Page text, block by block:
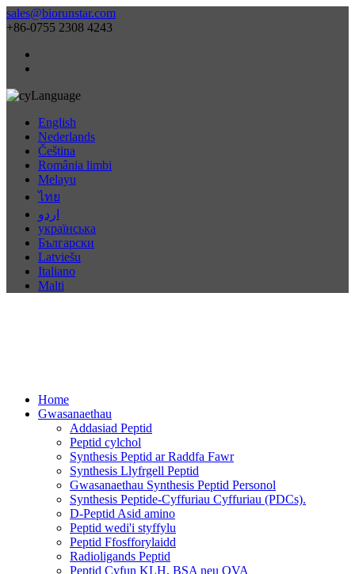
sales@biorunstar.com
+86-0755 2308 4243
Language
English
Nederlands
Čeština
România limbi
Melayu
ไทย
اردو
українська
Български
Latviešu
Italiano
Malti
Home
Gwasanaethau
Addasiad Peptid
Peptid cylchol
Synthesis Peptid ar Raddfa Fawr
Synthesis Llyfrgell Peptid
Gwasanaethau Synthesis Peptid Personol
Synthesis Peptide-Cyffuriau Cyffuriau (PDCs).
D-Peptid Asid amino
Peptid wedi'i styffylu
Peptid Ffosfforylaidd
Radioligands Peptid
Peptid Cyfun KLH, BSA neu OVA